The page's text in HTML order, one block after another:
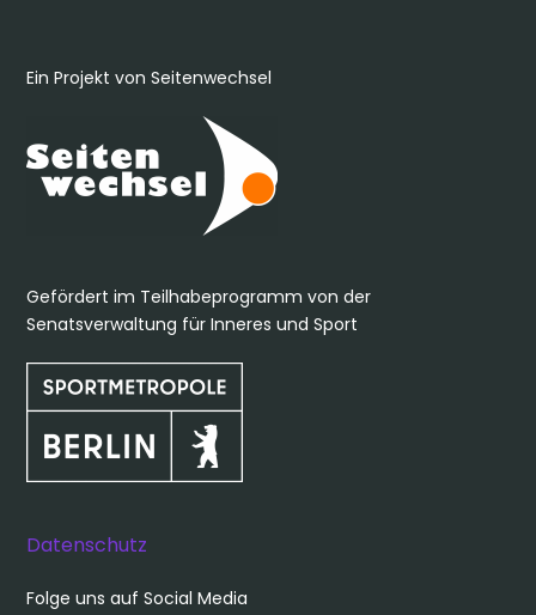
Ein Projekt von Seitenwechsel
Gefördert im Teilhabeprogramm von der
Senatsverwaltung für Inneres und Sport
Datenschutz
Folge uns auf Social Media